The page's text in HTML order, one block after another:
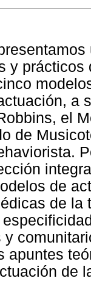
y
a
el
de
de
de la
y
apuntes
de